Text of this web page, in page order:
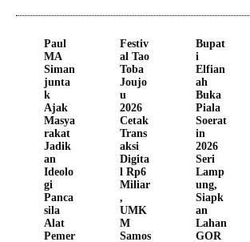
Paul
MA
Siman
junta
k
Ajak
Masya
rakat
Jadik
an
Ideolo
gi
Panca
sila
Alat
Pemer
Festiv
al Tao
Toba
Joujo
u
2026
Cetak
Trans
aksi
Digita
l Rp6
Miliar
,
UMK
M
Samos
Bupat
i
Elfian
ah
Buka
Piala
Soerat
in
2026
Seri
Lamp
ung,
Siapk
an
Lahan
GOR